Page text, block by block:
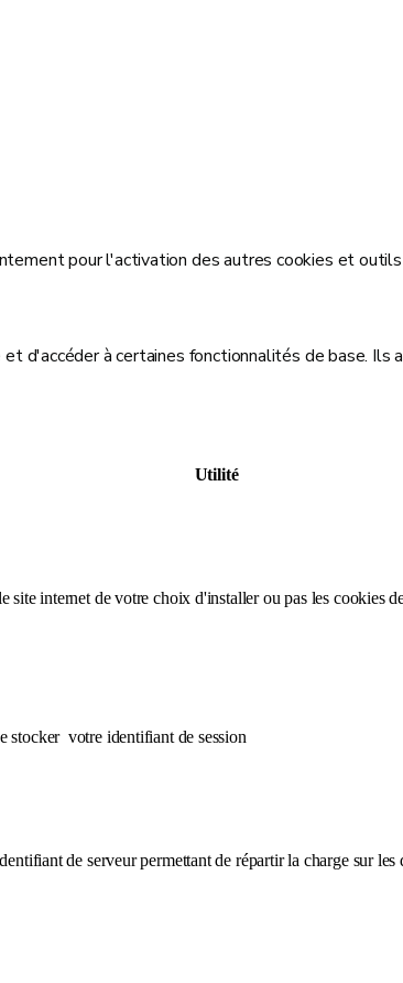
pour l'activation des autres cookies et
d'accéder à certaines fonctionnalités de base. Ils
Utilité
site internet de votre choix d'installer ou pas les cookies
stocker votre identifiant de session
de serveur permettant de répartir la charge sur les